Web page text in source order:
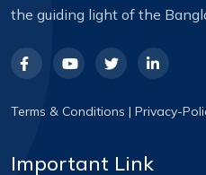
the guiding light of the
Terms & Conditions | Privacy-
Important Link